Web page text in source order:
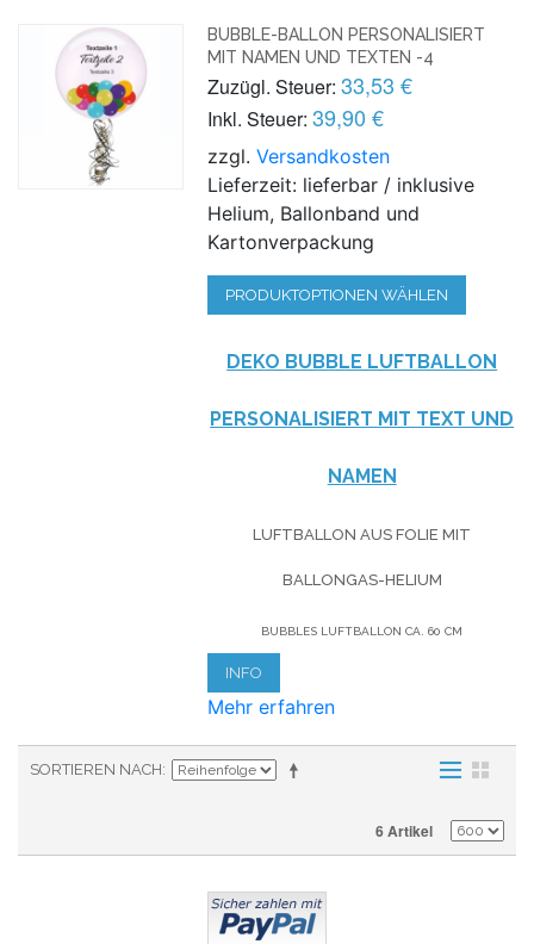
BUBBLE-BALLON PERSONALISIERT
MIT NAMEN UND TEXTEN -4
Zuzügl. Steuer: 33,53 €
Inkl. Steuer: 39,90 €
zzgl.Versandkosten
Lieferzeit: lieferbar / inklusive
Helium, Ballonband und
Kartonverpackung
PRODUKTOPTIONEN WÄHLEN
DEKO BUBBLE LUFTBALLON
PERSONALISIERT MIT TEXT UND
NAMEN
LUFTBALLON AUS FOLIE MIT
BALLONGAS-HELIUM
BUBBLES LUFTBALLON CA. 60 CM
INFO
Mehr erfahren
SORTIEREN NACH
6 Artikel